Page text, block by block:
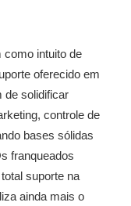
como intuito de
oferecido em
de solidificar
controle de
bases sólidas
franqueados
suporte na
ainda mais o